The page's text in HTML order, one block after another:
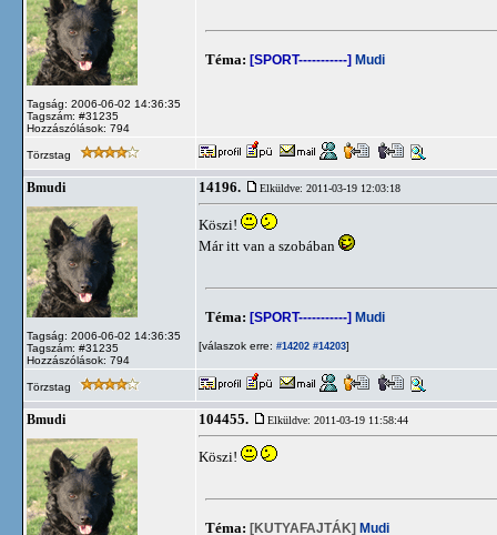
Tagság: 2006-06-02 14:36:35
Tagszám: #31235
Hozzászólások: 794
Téma: [SPORT-----------] Mudi
Törzstag
Bmudi
Tagság: 2006-06-02 14:36:35
Tagszám: #31235
Hozzászólások: 794
14196. Elküldve: 2011-03-19 12:03:18
Köszi!
Már itt van a szobában
Téma: [SPORT-----------] Mudi
[válaszok erre: #14202 #14203]
Törzstag
Bmudi 104455. Elküldve: 2011-03-19 11:58:44
Köszi!
Téma: [KUTYAFAJTÁK] Mudi